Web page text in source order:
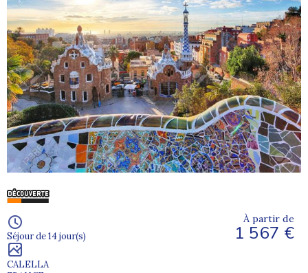
Séjour de 14 jour(s)
CALELLA
À partir de
1 567 €